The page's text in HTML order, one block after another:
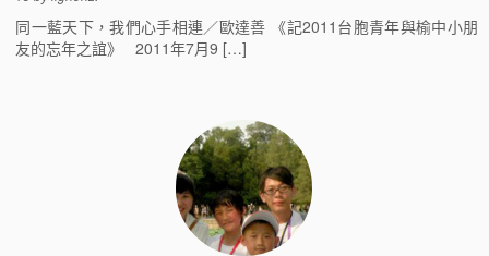
同一藍天下，我們心手相連／歐達善 《記2011台胞青年與榆中小朋
友的忘年之誼》 2011年7月9 […]